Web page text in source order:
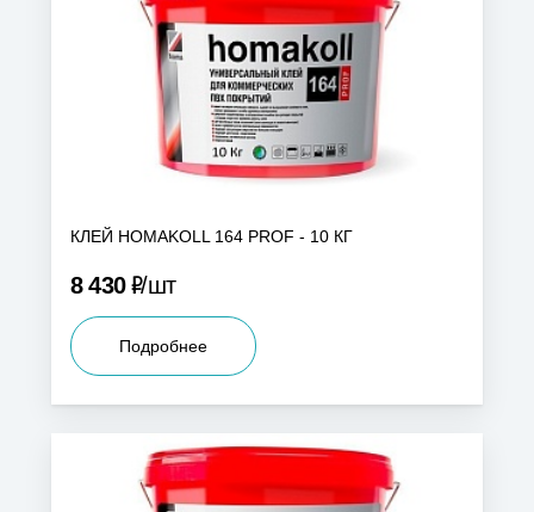
КЛЕЙ HOMAKOLL 164 PROF - 10 КГ
8 430Р шт
Подробнее